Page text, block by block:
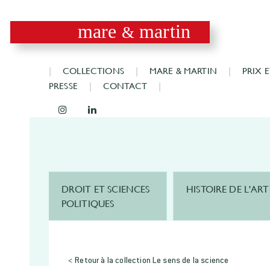
mare & martin
COLLECTIONS MARE & MARTIN
PRIX
PRESSE
CONTACT
DROIT ET SCIENCES
POLITIQUES
HISTOIRE DE L'ART
< Retour à la collection Le sens de la science